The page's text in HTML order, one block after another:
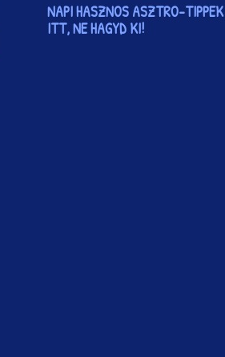
NAPI HASZNOS ASZTRO-TIPPEK
ITT, NE HAGYD KI!